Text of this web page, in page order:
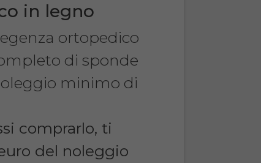
in legno
ortopedico
di sponde
minimo di
comprarlo, ti
del noleggio